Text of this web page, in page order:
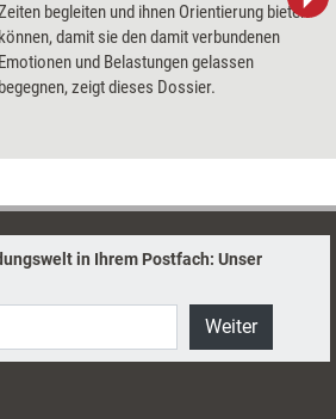
begleiten und ihnen Orientierung bieten
können, damit sie den damit verbundenen
Emotionen und Belastungen gelassen
begegnen, zeigt dieses Dossier.
in Ihrem Postfach: Unser
Weiter